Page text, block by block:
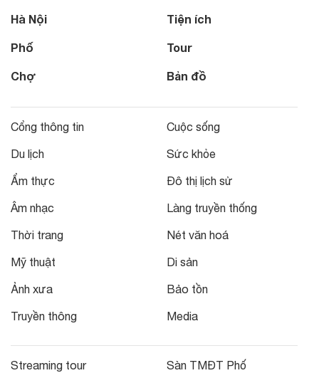
Hà Nội
Phố
Chợ
Tiện ích
Tour
Bản đồ
Cổng thông tin
Du lịch
Ẩm thực
Âm nhạc
Thời trang
Mỹ thuật
Ảnh xưa
Truyền thông
Cuộc sống
Sức khỏe
Đô thị lịch sử
Làng truyền thống
Nét văn hoá
Di sản
Bảo tồn
Media
Streaming tour Sàn TMĐT Phố